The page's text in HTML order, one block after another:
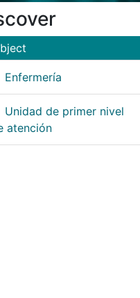
Enfermería
Unidad de primer nivel
atención